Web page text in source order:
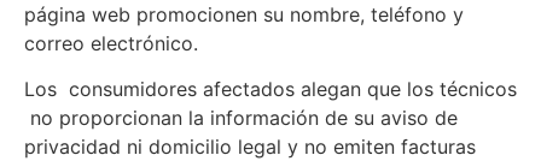
página web promocionen su nombre, teléfono y
correo electrónico.
Los consumidores afectados alegan que los técnicos
no proporcionan la información de su aviso de
privacidad ni domicilio legal y no emiten facturas